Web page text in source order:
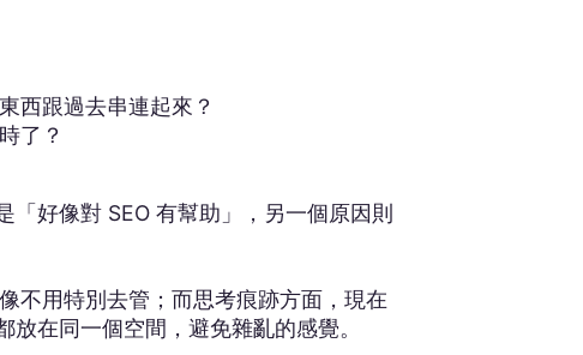
西跟過去串連起來？
了？
好像對 SEO 有幫助」，另一個原因則
不用特別去管；而思考痕跡方面，現在
在同一個空間，避免雜亂的感覺。